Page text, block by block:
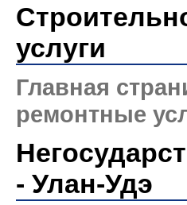
услуги
Главная
ремонтные
- Улан-Удэ